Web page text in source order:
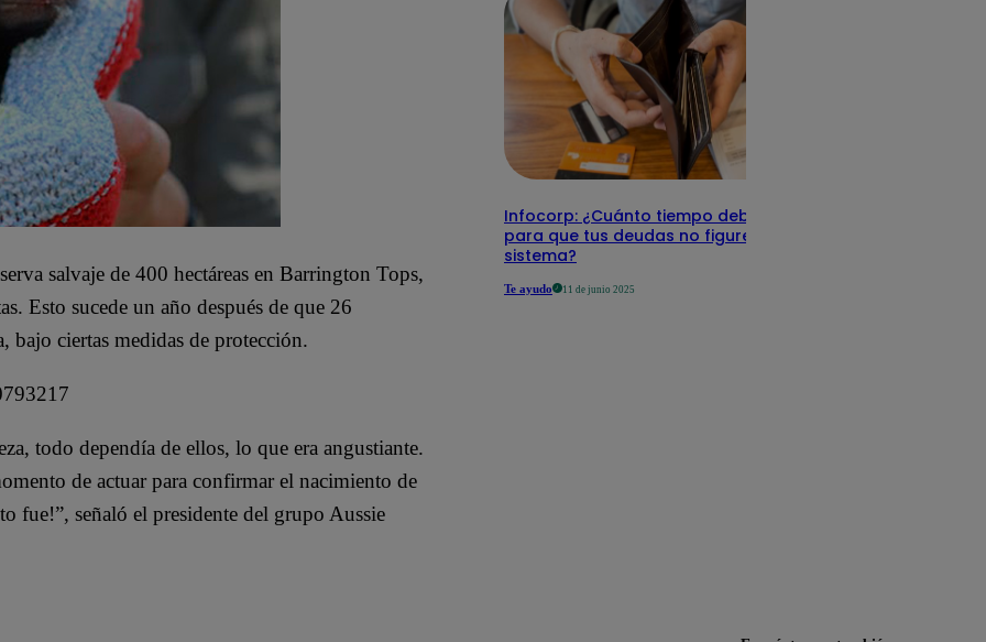
salvaje de 400 hectáreas en Barrington Tops,
Esto sucede un año después de que 26
bajo ciertas medidas de protección.
todo dependía de ellos, lo que era angustiante.
de actuar para confirmar el nacimiento de
fue!”, señaló el presidente del grupo Aussie
Infocorp: ¿Cuánto tiempo debe pasar
para que tus deudas no figuren en su
sistema?
Te ayudo 11 de junio 2025